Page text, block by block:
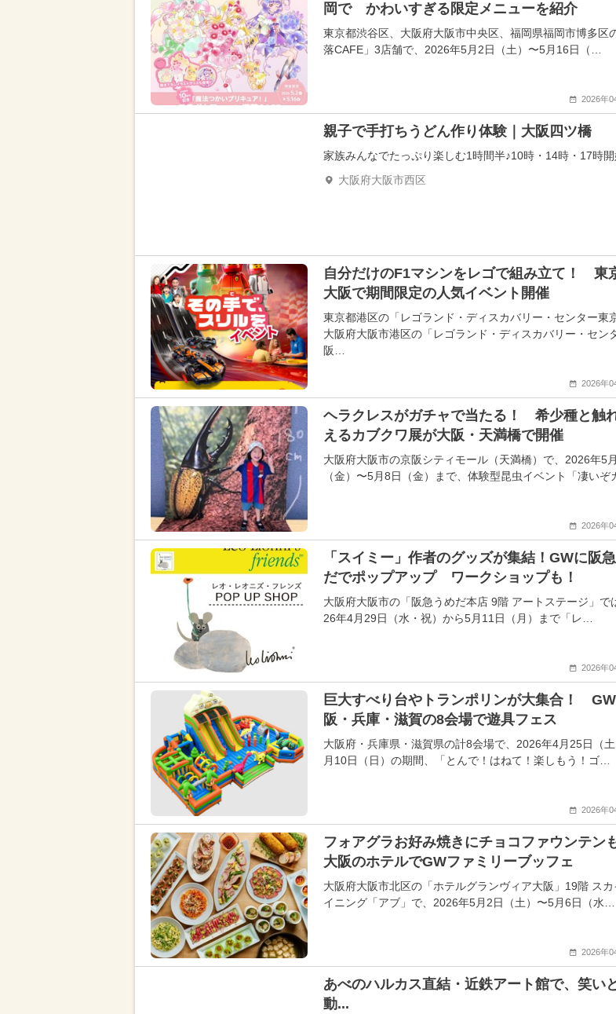
岡で かわいすぎる限定メニューを紹介
東京都渋谷区、大阪府大阪市中央区、福岡県福岡市博多区
落CAFE」3店舗で、2026年5月2日（土）〜5月16日（…
2026年
親子で手打ちうどん作り体験｜大阪四ツ橋
家族みんなでたっぷり楽しむ1時間半♪10時・14時・17時
大阪府大阪市西区
自分だけのF1マシンをレゴで組み立て！ 東
大阪で期間限定の人気イベント開催
東京都港区の「レゴランド・ディスカバリー・センター東
大阪府大阪市港区の「レゴランド・ディスカバリー・セン
阪…
2026年
ヘラクレスがガチャで当たる！ 希少種と触
えるカブクワ展が大阪・天満橋で開催
大阪府大阪市の京阪シティモール（天満橋）で、2026年5
（金）〜5月8日（金）まで、体験型昆虫イベント「凄いぞ
2026年
「スイミー」作者のグッズが集結！GWに阪
だでポップアップ ワークショップも！
大阪府大阪市の「阪急うめだ本店 9階 アートステージ」で
26年4月29日（水・祝）から5月11日（月）まで「レ…
2026年
巨大すべり台やトランポリンが大集合！
阪・兵庫・滋賀の8会場で遊具フェス
大阪府・兵庫県・滋賀県の計8会場で、2026年4月25日（
月10日（日）の期間、「とんで！はねて！楽しもう！ゴ…
2026年
フォアグラお好み焼きにチョコファウンテン
大阪のホテルでGWファミリーブッフェ
大阪府大阪市北区の「ホテルグランヴィア大阪」19階 スカ
イニング「アブ」で、2026年5月2日（土）〜5月6日（水…
2026年
あべのハルカス直結・近鉄アート館で、笑い
動...